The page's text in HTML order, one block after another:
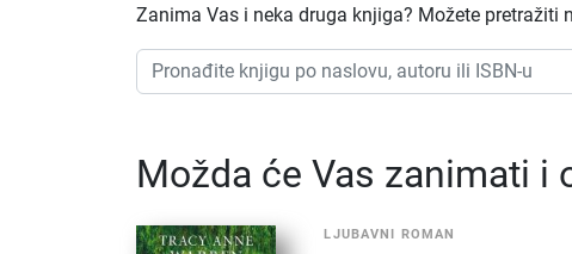
Zanima Vas i neka druga knjiga? Možete
Možda će Vas zanimati i
LJUBAVNI ROMAN